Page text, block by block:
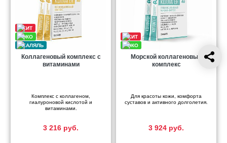
Коллагеновый комплекс с
витаминами
Комплекс с коллагеном,
гиалуроновой кислотой и
витаминами.
3 216 руб.
Морской коллагеновый
комплекс
Для красоты кожи, комфорта
суставов и активного долголетия.
3 924 руб.